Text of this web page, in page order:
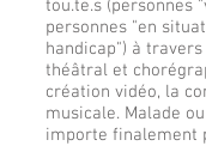
tou.te.s (personnes
personnes "en
handicap") à
théâtral et
création vidéo, la
musicale. Malade
importe finalement